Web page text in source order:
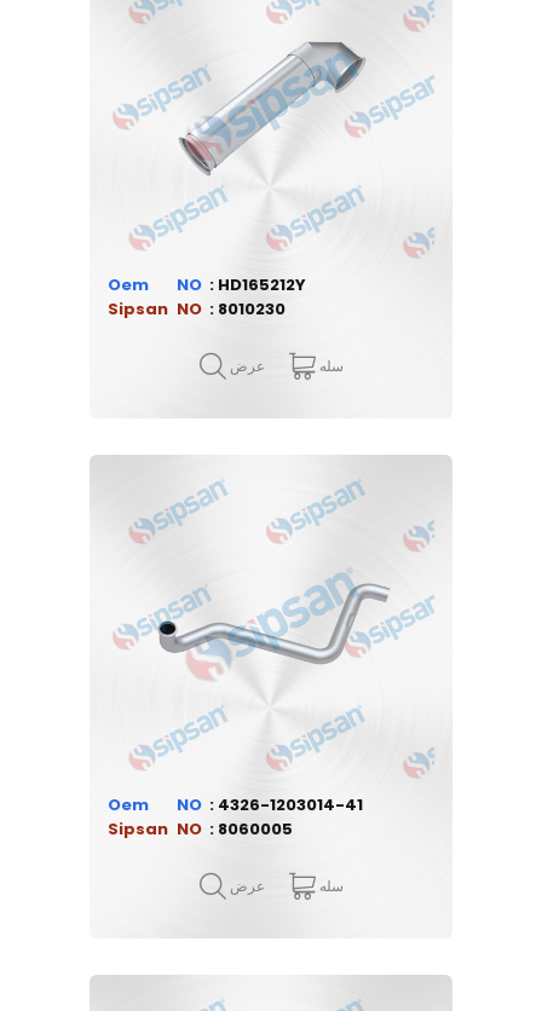
Oem
HD165212Y
Sipsan
8010230
عرض سله
Oem
4326-1203014-41
Sipsan
8060005
عرض سله